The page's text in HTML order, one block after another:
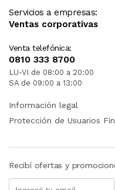
Servicios a empresas:
Ventas corporativas
Venta telefónica:
0810 333 8700
LU-VI de 08:00 a 20:00
SA de 09:00 a 13:00
Información legal
Protección de Usuarios
Recibí ofertas y